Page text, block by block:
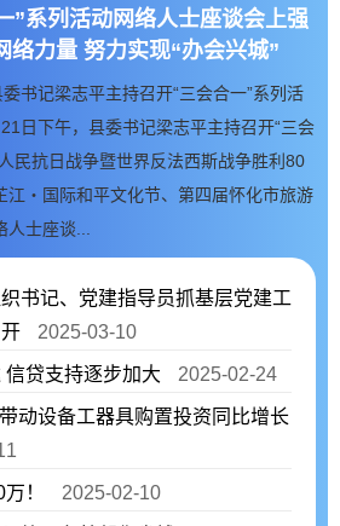
”系列活动网络人士座谈会上强
络力量 努力实现“办会兴城”
委书记梁志平主持召开“三会合一”系列活
日下午，县委书记梁志平主持召开“三会
民抗日战争暨世界反法西斯战争胜利80
江・国际和平文化节、第四届怀化市旅游
人士座谈...
书记、党建指导员抓基层党建工
2025-03-10
贷支持逐步加大 2025-02-24
动设备工器具购置投资同比增长
！ 2025-02-10